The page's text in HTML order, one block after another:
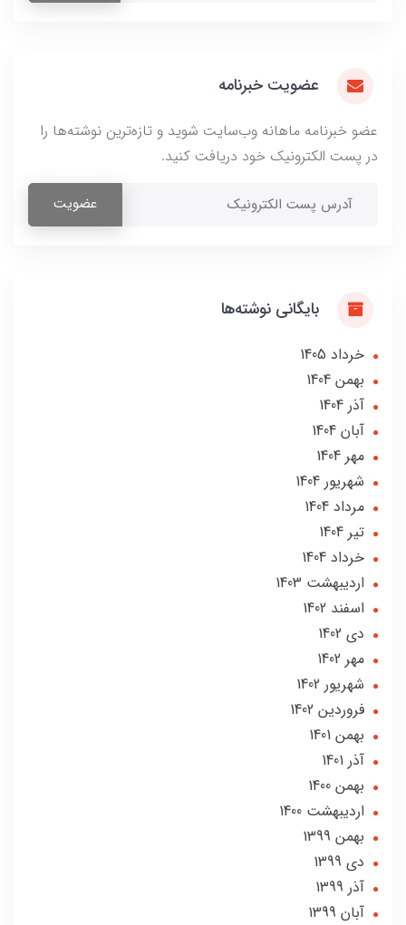
عضویت خبرنامه
عضو خبرنامه ماهانه وب‌سایت شوید و تازه‌ترین نوشته‌ها را
در پست الکترونیک خود دریافت کنید.
عضویت
بایگانی نوشته‌ها
خرداد 1405
بهمن 1404
آذر 1404
آبان 1404
مهر 1404
شهریور 1404
مرداد 1404
تير 1404
خرداد 1404
ارديبهشت 1403
اسفند 1402
دی 1402
مهر 1402
شهریور 1402
فروردین 1402
بهمن 1401
آذر 1401
بهمن 1400
ارديبهشت 1400
بهمن 1399
دی 1399
آذر 1399
آبان 1399